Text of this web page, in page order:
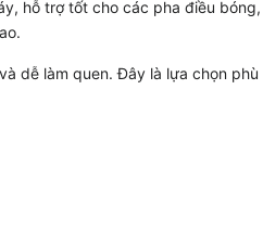
hỗ trợ tốt cho các pha điều
dễ làm quen. Đây là lựa chọn